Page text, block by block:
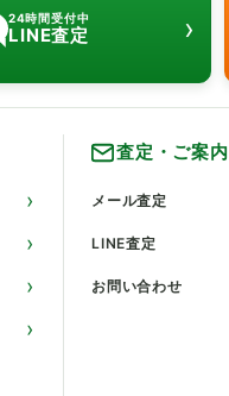
24時間受付中
LINE査定 ›
査定・ご案内
メール査定
LINE査定
お問い合わせ